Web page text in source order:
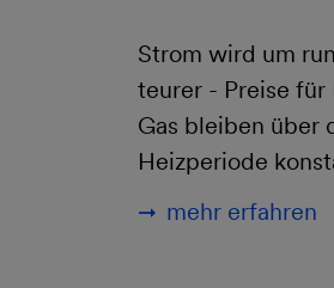
Strom wird um
teurer - Preise für
Gas bleiben über
Heizperiode
mehr erfahren